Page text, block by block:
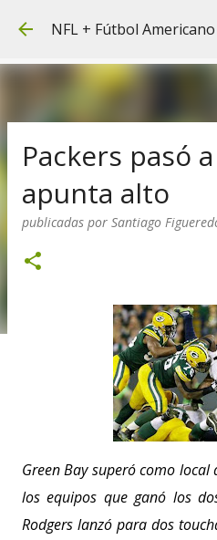
Ir al
NFL + Fútbol Americano
Packers pasó
apunta alto
publicadas por Santiago
Green Bay superó como local
los equipos que ganó los
Rodgers lanzó para dos